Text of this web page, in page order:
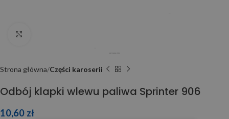
Strona główna Części karoserii
Odbój klapki wlewu paliwa Sprinter 906
10,60 zł